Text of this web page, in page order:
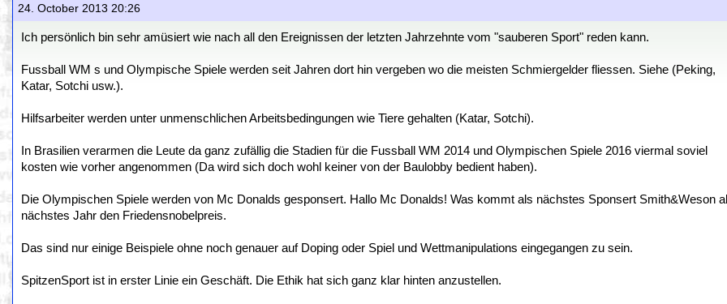
24. October 2013 20:26
Ich persönlich bin sehr amüsiert wie nach all den Ereignissen der letzten Jahrzehnte vom "sauberen Sport" reden kann.
Fussball WM s und Olympische Spiele werden seit Jahren dort hin vergeben wo die meisten Schmiergelder fliessen. Siehe (Peking,
Katar, Sotchi usw.).
Hilfsarbeiter werden unter unmenschlichen Arbeitsbedingungen wie Tiere gehalten (Katar, Sotchi).
In Brasilien verarmen die Leute da ganz zufällig die Stadien für die Fussball WM 2014 und Olympischen Spiele 2016 viermal soviel
kosten wie vorher angenommen (Da wird sich doch wohl keiner von der Baulobby bedient haben).
Die Olympischen Spiele werden von Mc Donalds gesponsert. Hallo Mc Donalds! Was kommt als nächstes Sponsert Smith&Weson
nächstes Jahr den Friedensnobelpreis.
Das sind nur einige Beispiele ohne noch genauer auf Doping oder Spiel und Wettmanipulations eingegangen zu sein.
SpitzenSport ist in erster Linie ein Geschäft. Die Ethik hat sich ganz klar hinten anzustellen.